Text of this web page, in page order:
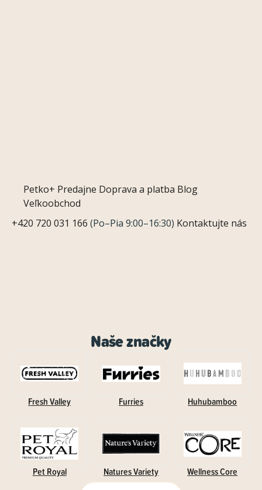
Petko+ Predajne Doprava a platba Blog
Veľkoobchod
+420 720 031 166 (Po–Pia 9:00–16:30) Kontaktujte nás
Naše značky
Fresh Valley Furries Huhubamboo
Pet Royal Natures Variety Wellness Core